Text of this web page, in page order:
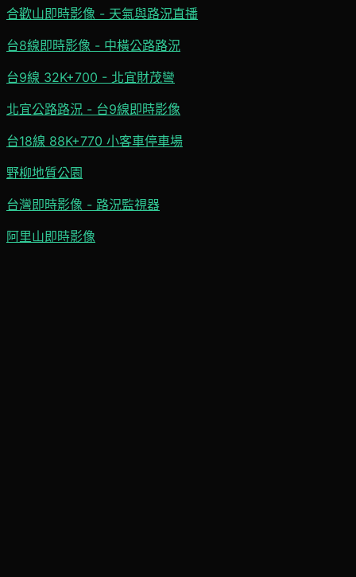
合歡山即時影像 - 天氣與路況直播
台8線即時影像 - 中橫公路路況
台9線 32K+700 - 北宜財茂彎
北宜公路路況 - 台9線即時影像
台18線 88K+770 小客車停車場
野柳地質公園
台灣即時影像 - 路況監視器
阿里山即時影像